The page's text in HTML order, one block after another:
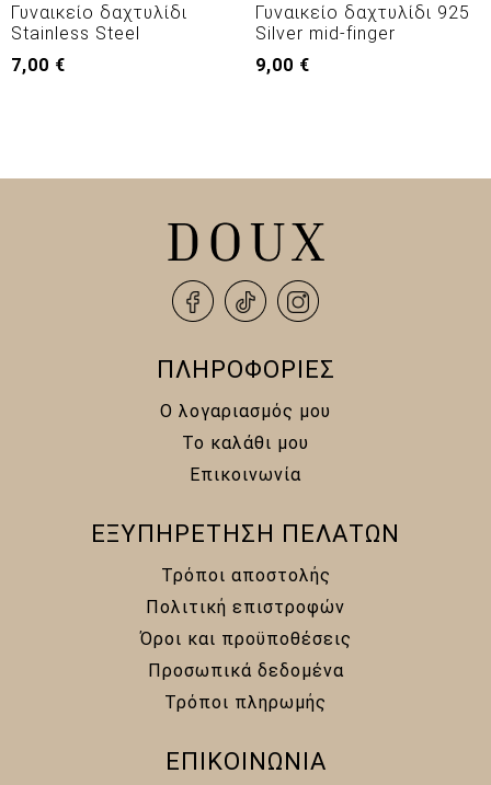
Γυναικείο δαχτυλίδι
Stainless Steel
7,00 €
Γυναικείο δαχτυλίδι 925
Silver mid-finger
9,00 €
ΠΛΗΡΟΦΟΡΙΕΣ
Ο λογαριασμός μου
Το καλάθι μου
Επικοινωνία
ΕΞΥΠΗΡΕΤΗΣΗ ΠΕΛΑΤΩΝ
Τρόποι αποστολής
Πολιτική επιστροφών
Όροι και προϋποθέσεις
Προσωπικά δεδομένα
Τρόποι πληρωμής
ΕΠΙΚΟΙΝΩΝΙΑ